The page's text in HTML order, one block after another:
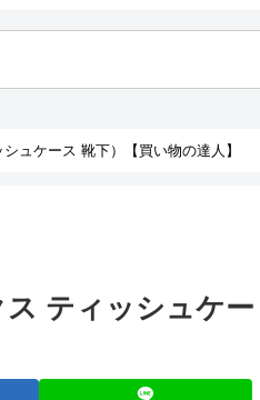
ュケース 靴下）【買い物の達人】
ス ティッシュケー